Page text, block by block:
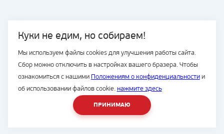
Куки не едим, но собираем!
Мы используем файлы cookies для улучшения работы сайта.
Сбор можно отключить в настройках вашего бразера. Чтобы
ознакомиться с нашими Положениям о конфиденциальностии
об использовании файлов cookie. нажмите здесь
ПРИНИМАЮ